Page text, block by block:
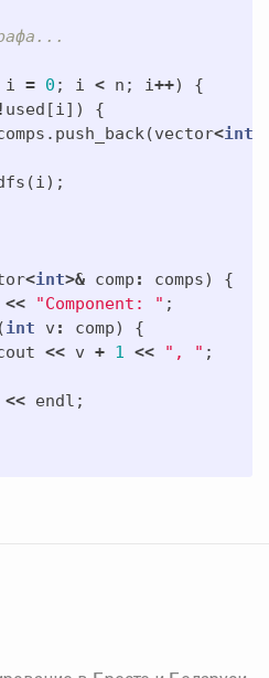
i = 0 ; i < n ; i++)
{
! used [i])
{
. push_back(vector<int
(i);
<int>& comp : comps)
{
<< "Component: " ;
(int v : comp)
{
<< v + 1 << ", " ;
<< endl ;